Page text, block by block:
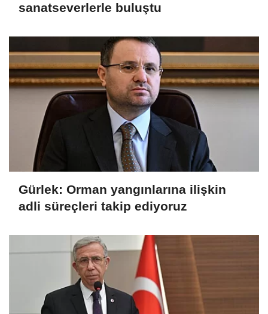
sanatseverlerle buluştu
Gürlek: Orman yangınlarına ilişkin
adli süreçleri takip ediyoruz